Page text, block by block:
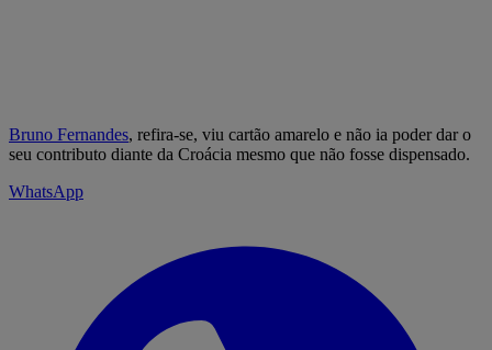
Bruno Fernandes, refira-se, viu cartão amarelo e não ia poder dar o
seu contributo diante da Croácia mesmo que não fosse dispensado.
WhatsApp